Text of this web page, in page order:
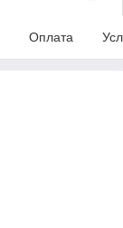
Оплата